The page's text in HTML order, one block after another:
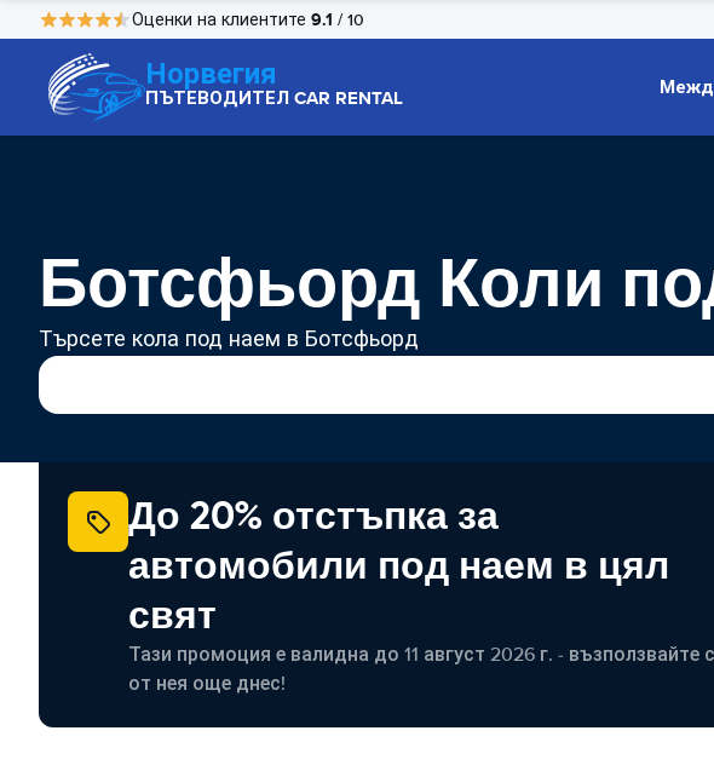
Оценки на клиентите 9.1 / 10
Норвегия
ПЪТЕВОДИТЕЛ CAR RENTAL
Ботсфьорд Коли
Търсете кола под наем в Ботсфьорд
До 20% отстъпка за
автомобили под наем в цял
свят
Тази промоция е валидна до 11 август 2026 г. - възползвайте
от нея още днес!